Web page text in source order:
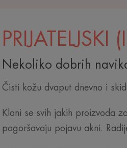
PRIJATELJSKI
Nekoliko dobrih
Čisti kožu dvaput dnevno i
Kloni se svih jakih proizvoda
pogoršavaju pojavu akni.